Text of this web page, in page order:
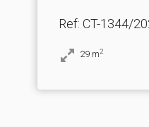
Ref: CT-1344/
29 m2